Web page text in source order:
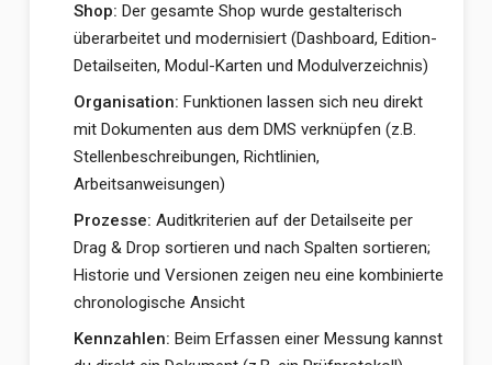
Shop: Der gesamte Shop wurde gestalterisch
überarbeitet und modernisiert (Dashboard, Edition-
Detailseiten, Modul-Karten und Modulverzeichnis)
Organisation: Funktionen lassen sich neu direkt
mit Dokumenten aus dem DMS verknüpfen (z.B.
Stellenbeschreibungen, Richtlinien,
Arbeitsanweisungen)
Prozesse: Auditkriterien auf der Detailseite per
Drag & Drop sortieren und nach Spalten sortieren;
Historie und Versionen zeigen neu eine kombinierte
chronologische Ansicht
Kennzahlen: Beim Erfassen einer Messung kannst